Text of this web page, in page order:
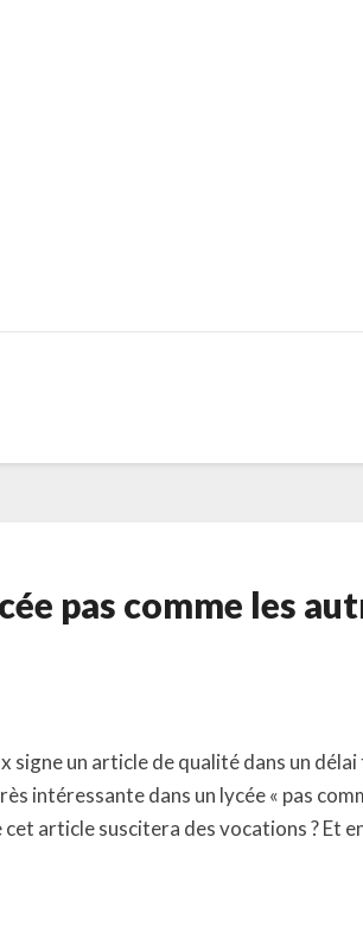
pas comme les
signe un article de qualité dans un
intéressante dans un lycée « pas
article suscitera des vocations ? Et